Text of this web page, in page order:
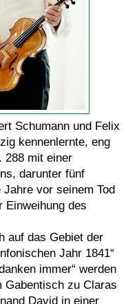
Schumann und Felix
kennenlernte, eng
288 mit einer
darunter fünf
vor seinem Tod
Einweihung des
auf das Gebiet der
Jahr 1841“
immer“ werden
Gabentisch zu Claras
David in einer